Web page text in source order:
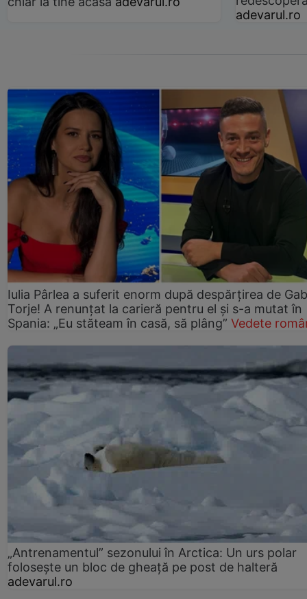
adevarul.ro
Iulia Pârlea a suferit enorm după despărțirea de
Torje! A renunțat la carieră pentru el și s-a mutat în
Spania: „Eu stăteam în casă, să plâng” Vedete
„Antrenamentul” sezonului în Arctica: Un urs polar
folosește un bloc de gheață pe post de halteră
adevarul.ro